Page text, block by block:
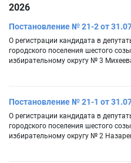
2026
Постановление № 21-2 от
О регистрации кандидата в
городского поселения шестого
избирательному округу № 3
Постановление № 21-1 от
О регистрации кандидата в
городского поселения шестого
избирательному округу № 2